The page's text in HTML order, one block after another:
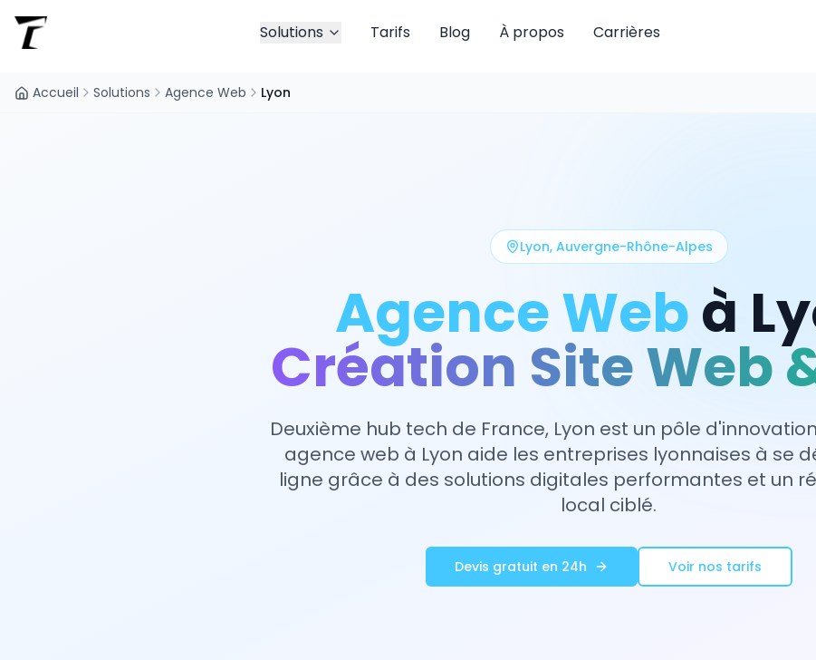
Solutions Tarifs Blog À propos Carrières
Accueil Solutions Agence Web Lyon
Lyon, Auvergne-Rhône-Alpes
Agence Webà
Création Site Web
Deuxième hub tech de France, Lyon est un pôle
agence web à Lyon aide les entreprises lyonnaises à se
ligne grâce à des solutions digitales performantes et un
local ciblé.
Devis gratuit en 24h Voir nos tarifs